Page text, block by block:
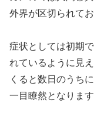
外界が区切られて
症状としては初期
れているように見
くると数日のうち
一目瞭然となります